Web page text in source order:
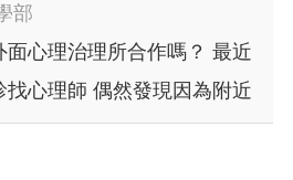
部
心理治理所合作嗎？ 最近
心理師 偶然發現因為附近
時也有貴院張O庭跟江O薇
歷兩邊會互通嗎？ 有點疑慮